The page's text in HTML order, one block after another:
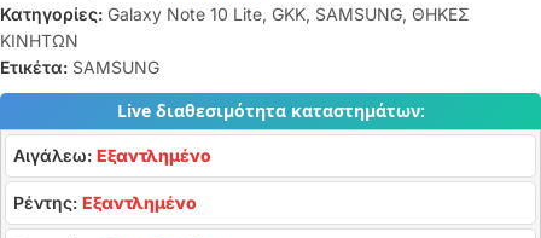
Κατηγορίες: Galaxy Note 10 Lite, GKK, SAMSUNG, ΘΗΚΕΣ
ΚΙΝΗΤΩΝ
Ετικέτα: SAMSUNG
Live διαθεσιμότητα καταστημάτων:
Αιγάλεω: Εξαντλημένο
Ρέντης: Εξαντλημένο